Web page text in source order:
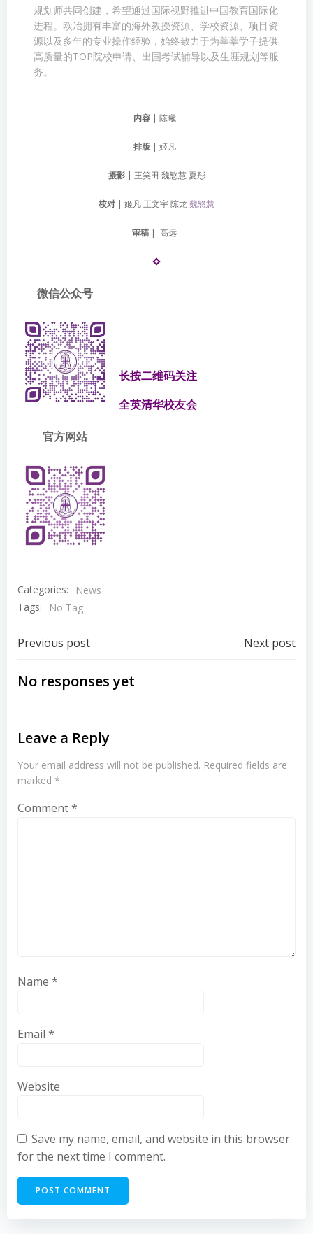
规划师共同创建，希望通过国际视野推进中国教育国际化
进程。欧冶拥有丰富的海外教授资源、学校资源、项目资
源以及多年的专业操作经验，始终致力于为莘莘学子提供
高质量的TOP院校申请、出国考试辅导以及生涯规划等服
务。
内容| 陈曦
排版 | 姬凡
摄影| 王笑田 魏慜慧 夏彤
校对 | 姬凡 王文宇 陈龙魏慜慧
审稿 | 高远
微信公众号
长按二维码关注
全英清华校友会
官方网站
Categories:
News
Tags:
No Tag
Post
navigation
Previous post Next post
No responses yet
Leave a Reply
Your email address will not be published. Required fields are
marked *
Comment*
Name *
Email *
Website
Save my name, email, and website in this browser
for the next time I comment.